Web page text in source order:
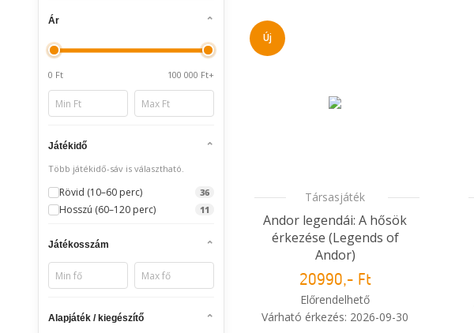
Ár
0 Ft 100 000 Ft+
Játékidő
Több játékidő-sáv is választható.
Rövid (10–60 perc) 36
Hosszú (60–120 perc) 11
Játékosszám
Alapjáték / kiegészítő
Új
Társasjáték
Andor legendái: A hősök
érkezése (Legends of
Andor)
20990,- Ft
Előrendelhető
Várható érkezés: 2026-09-30